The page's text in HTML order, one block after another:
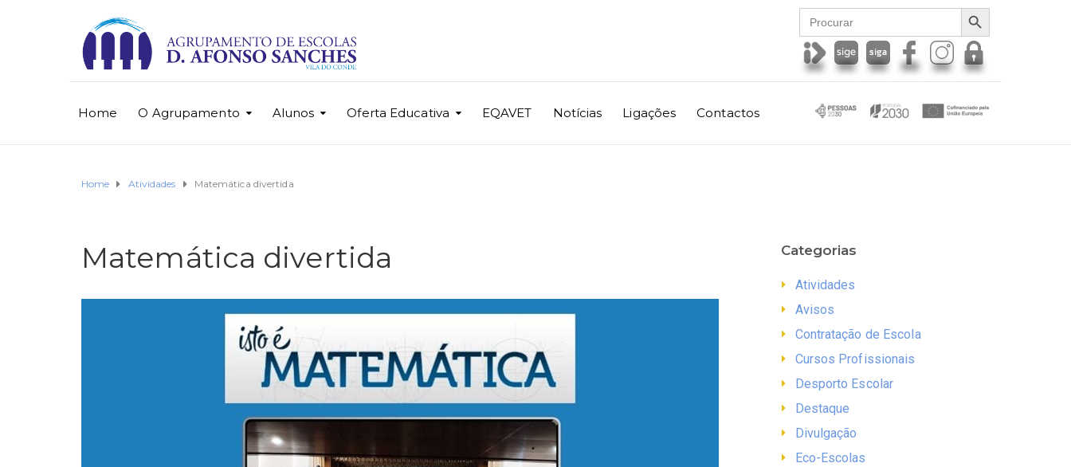
Search
for:
SEARCH BUTTON
Home O Agrupamento Alunos Oferta Educativa EQAVET Notícias Ligações Contactos
Home Atividades Matemática divertida
Matemática divertida Categorias
Atividades
Avisos
Contratação de Escola
Cursos Profissionais
Desporto Escolar
Destaque
Divulgação
Eco-Escolas